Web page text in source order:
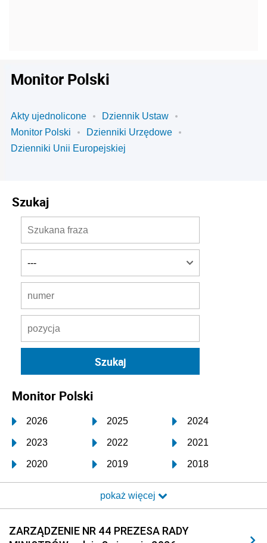
Monitor Polski
Akty ujednolicone
Dziennik Ustaw
Monitor Polski
Dzienniki Urzędowe
Dzienniki Unii Europejskiej
Szukaj
Monitor Polski
2026 2025 2024
2023 2022 2021
2020 2019 2018
2017 2016 2015
2014 2013 2012
2011 2010 2009
pokaż więcej
ZARZĄDZENIE NR 44 PREZESA RADY